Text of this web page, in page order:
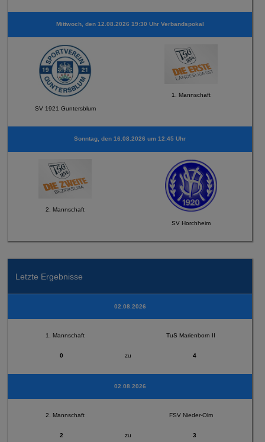
Mittwoch, den 12.08.2026 19:30 Uhr Verbandspokal
SV 1921 Guntersblum
1. Mannschaft
Sonntag, den 16.08.2026 um 12:45 Uhr
2. Mannschaft
SV Horchheim
Letzte Ergebnisse
02.08.2026
1. Mannschaft TuS Marienborn II
0 zu 4
02.08.2026
2. Mannschaft FSV Nieder-Olm
2 zu 3